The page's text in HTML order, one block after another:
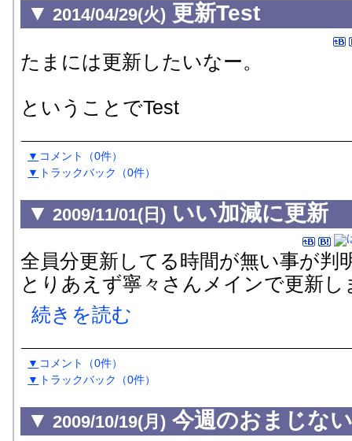
▼ 2014/04/29(火) 更新Test
たまには更新したいなー。
ということでTest
▼ コメント
（0件）
▼ トラックバック （0件）
▼ 2009/11/01(日) いい加減に更新
全員分更新してる時間が無い事が判
とりあえず寧々さんメインで更新し
続きを読む
▼ コメント
（0件）
▼ トラックバック （0件）
▼ 2009/10/19(月) 今週のおまじな